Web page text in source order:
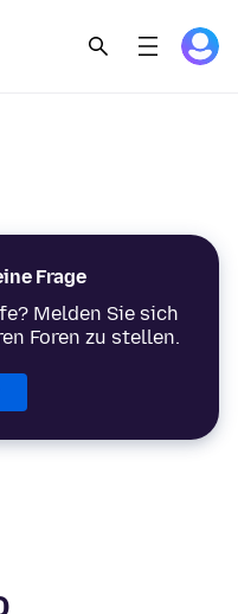
Frage
Melden Sie sich
Foren zu stellen.